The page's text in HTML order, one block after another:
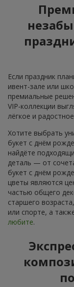
Если праздник
ивент-зале или
премиальные
VIP-коллекции
лёгкое и
Хотите выбрать
букет с днём
найдёте
деталь — от
букет с днём
цветы являются
частью общего
старшего
или спорте, а
любите.